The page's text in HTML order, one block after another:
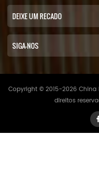
DEIXE UM RECADO
SIGA-NOS
Copyright © 2015-2026 China
direitos